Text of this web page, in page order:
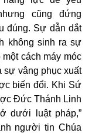
cũng đứng
đúng. Sự dẫn dắt
không sinh ra sự
cách máy móc
sự vâng phục xuất
biến đổi. Khi Sứ
Đức Thánh Linh
dưới luật pháp,”
người tin Chúa